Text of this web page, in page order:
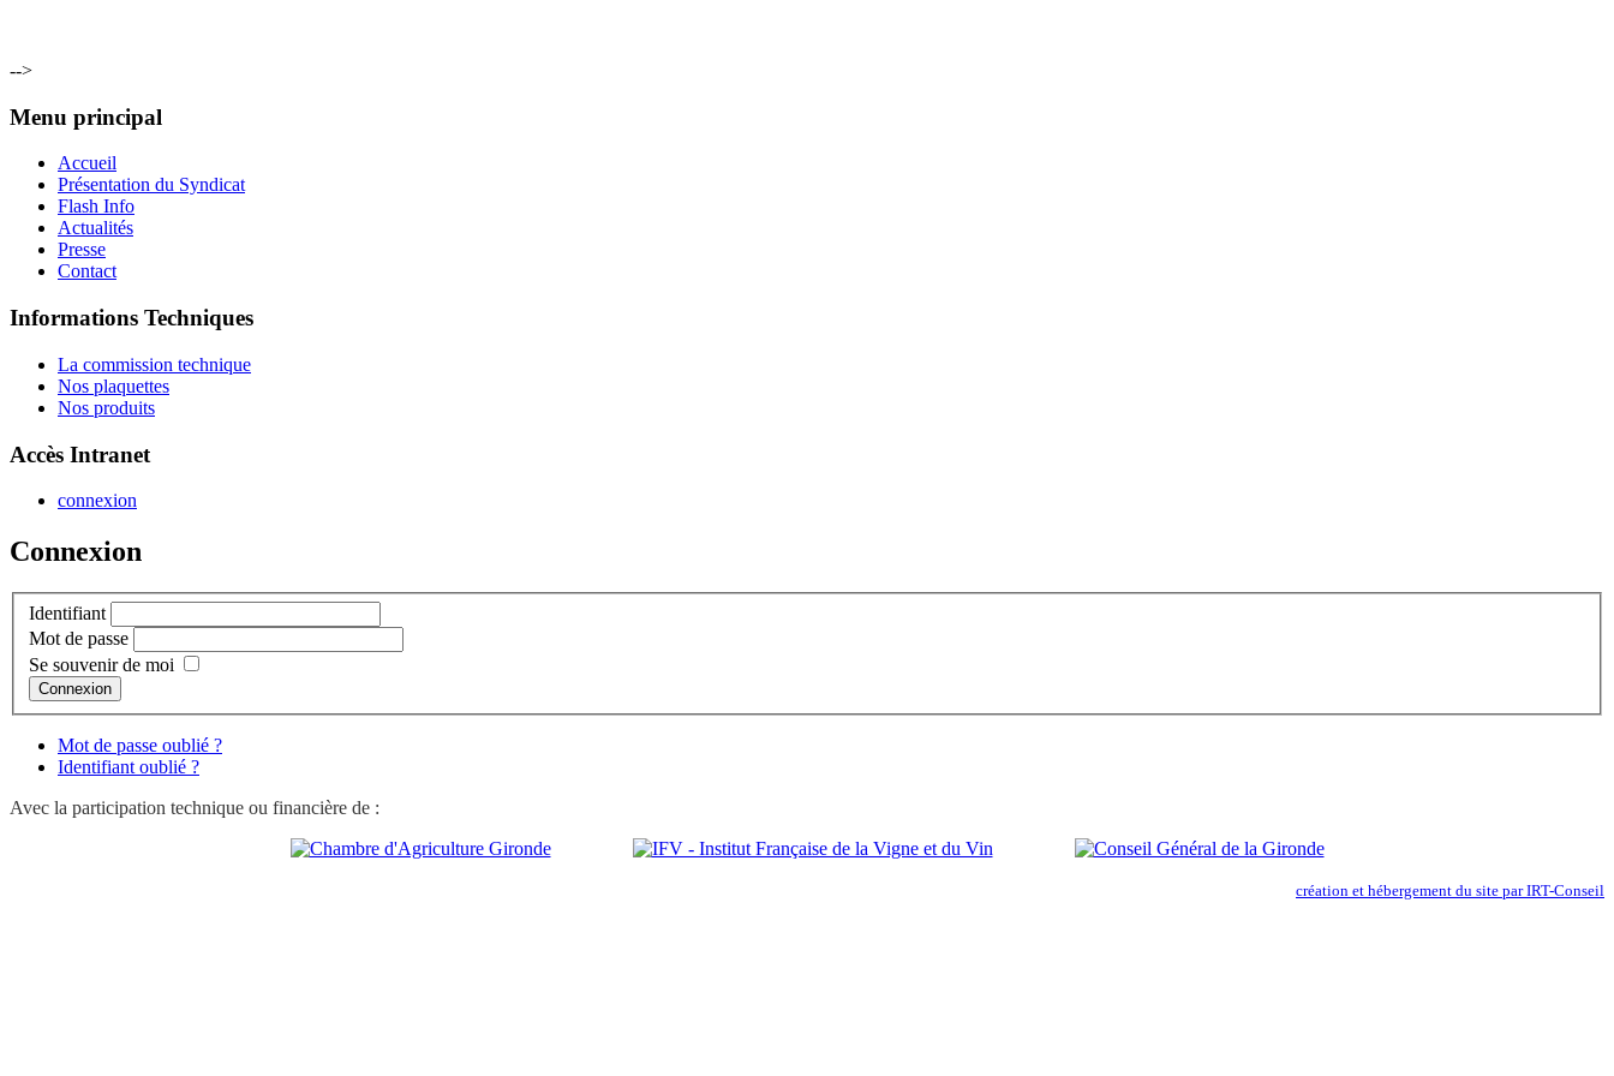
-->
Menu principal
Accueil
Présentation du Syndicat
Flash Info
Actualités
Presse
Contact
Informations Techniques
La commission technique
Nos plaquettes
Nos produits
Accès Intranet
connexion
Connexion
Identifiant
Mot de passe
Se souvenir de moi
Connexion
Mot de passe oublié ?
Identifiant oublié ?
Avec la participation technique ou financière de :
création et hébergement du site par IRT-Conseil